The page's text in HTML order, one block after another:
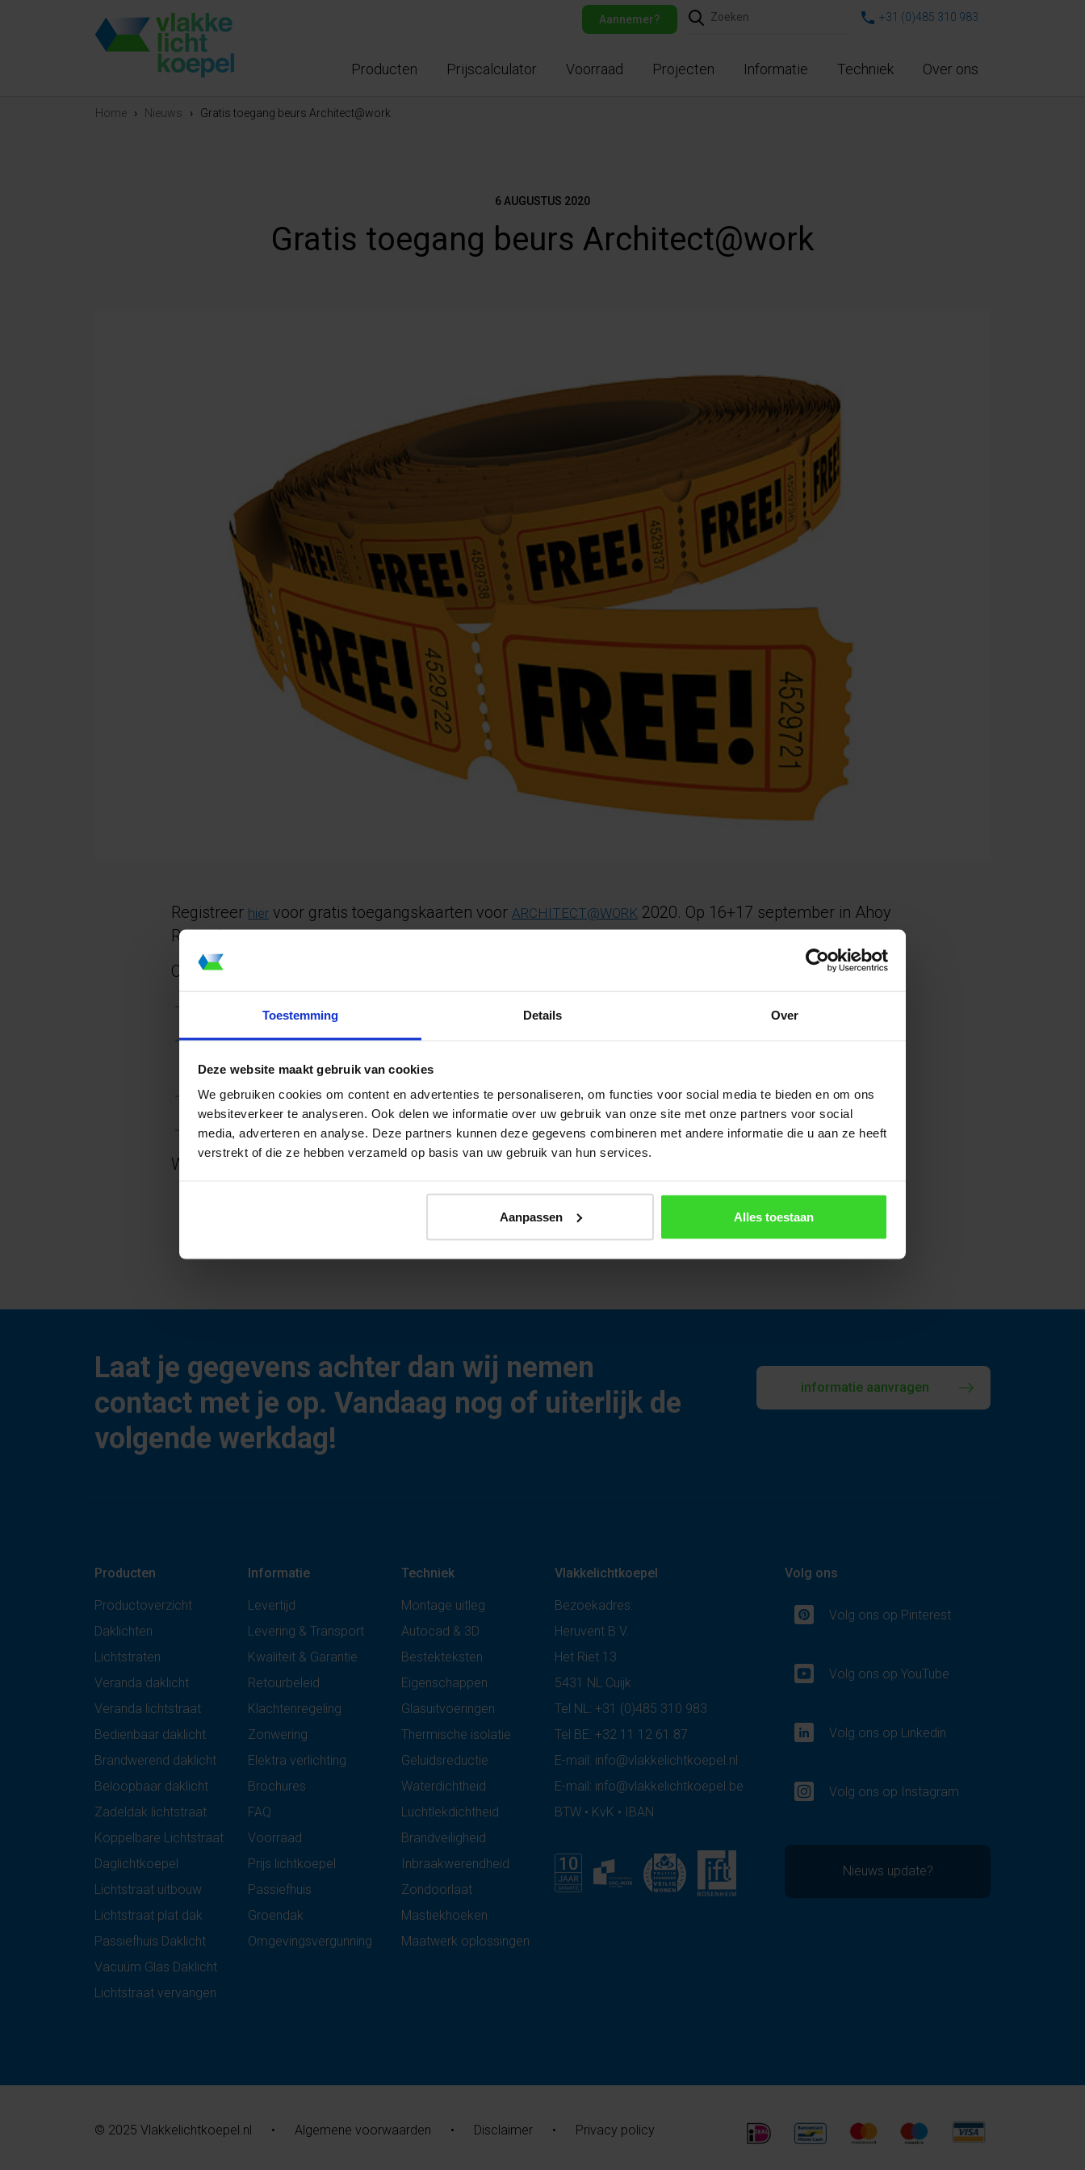
Toestemming Details Over
Deze website maakt gebruik van cookies
We gebruiken cookies om content en advertenties te personaliseren, om functies voor social media te bieden en om ons
websiteverkeer te analyseren. Ook delen we informatie over uw gebruik van onze site met onze partners voor social
media, adverteren en analyse. Deze partners kunnen deze gegevens combineren met andere informatie die u aan ze heeft
verstrekt of die ze hebben verzameld op basis van uw gebruik van hun services.
Aanpassen Alles toestaan
Aannemer? +31 (0)485 310 983
Producten Prijscalculator Voorraad Projecten Informatie Techniek Over ons
Home › Nieuws › Gratis toegang beurs Architect@work
6 AUGUSTUS 2020
Gratis toegang beurs Architect@work
Registreer hier voor gratis toegangskaarten voor ARCHITECT@WORK 2020. Op 16+17 september in Ahoy
Rotterdam.
Op onze mooie stand tonen we maar liefst 4 innovaties:
Zelf-aanpassend glas: naarmate de zonnewarmte hoger wordt laat het glas steeds minder warmte door en omgekeerd.
Zeer energiezuining dus.
Het PassiefHuis Daklicht - gecertificeerd door Passif Haus Institut
Een robuust insectengaas aan de buitenzijde gemonteerd - ook geschikt voor nachtventilatie
We hopen u te ontmoeten op onze stand nr. 12!
Laat je gegevens achter dan wij nemen
contact met je op. Vandaag nog of uiterlijk de
volgende werkdag!
informatie aanvragen
Producten
Productoverzicht
Daklichten
Lichtstraten
Veranda daklicht
Veranda lichtstraat
Bedienbaar daklicht
Brandwerend daklicht
Beloopbaar daklicht
Zadeldak lichtstraat
Koppelbare Lichtstraat
Daglichtkoepel
Lichtstraat uitbouw
Lichtstraat plat dak
Passiefhuis Daklicht
Vacuüm Glas Daklicht
Lichtstraat vervangen
Informatie
Levertijd
Levering & Transport
Kwaliteit & Garantie
Retourbeleid
Klachtenregeling
Zonwering
Elektra verlichting
Brochures
FAQ
Voorraad
Prijs lichtkoepel
Passiefhuis
Groendak
Omgevingsvergunning
Techniek
Montage uitleg
Autocad & 3D
Bestekteksten
Eigenschappen
Glasuitvoeringen
Thermische isolatie
Geluidsreductie
Waterdichtheid
Luchtlekdichtheid
Brandveiligheid
Inbraakwerendheid
Zondoorlaat
Mastiekhoeken
Maatwerk oplossingen
Vlakkelichtkoepel
Bezoekadres:
Heruvent B.V.
Het Riet 13
5431 NL Cuijk
Tel NL: +31 (0)485 310 983
Tel BE: +32 11 12 61 87
E-mail: info@vlakkelichtkoepel.nl
E-mail: info@vlakkelichtkoepel.be
BTW • KvK • IBAN
Volg ons
Volg ons op Pinterest
Volg ons op YouTube
Volg ons op Linkedin
Volg ons op Instagram
Nieuws update?
© 2025 Vlakkelichtkoepel.nl • Algemene voorwaarden • Disclaimer • Privacy policy